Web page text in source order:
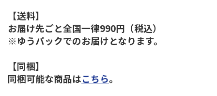
【送料】
お届け先ごと全国一律990円（税込）
※ゆうパックでのお届けとなります。
【同梱】
同梱可能な商品はこちら。